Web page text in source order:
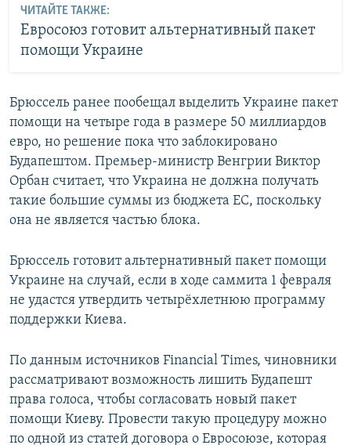
ЧИТАЙТЕ ТАКЖЕ:
Евросоюз готовит альтернативный пакет
помощи Украине
Брюссель ранее пообещал выделить Украине пакет
помощи на четыре года в размере 50 миллиардов
евро, но решение пока что заблокировано
Будапештом. Премьер-министр Венгрии Виктор
Орбан считает, что Украина не должна получать
такие большие суммы из бюджета ЕС, поскольку
она не является частью блока.
Брюссель готовит альтернативный пакет помощи
Украине на случай, если в ходе саммита 1 февраля
не удастся утвердить четырёхлетнюю программу
поддержки Киева.
По данным источников Financial Times, чиновники
рассматривают возможность лишить Будапешт
права голоса, чтобы согласовать новый пакет
помощи Киеву. Провести такую процедуру можно
по одной из статей договора о Евросоюзе, которая